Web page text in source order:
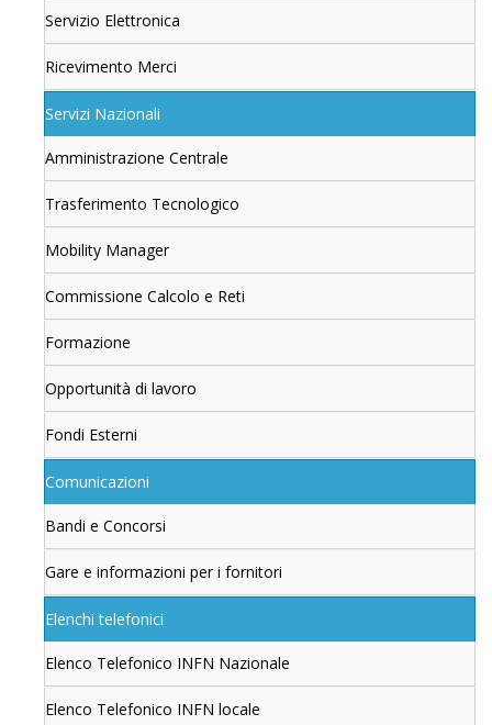
Servizio Elettronica
Ricevimento Merci
Servizi Nazionali
Amministrazione Centrale
Trasferimento Tecnologico
Mobility Manager
Commissione Calcolo e Reti
Formazione
Opportunità di lavoro
Fondi Esterni
Comunicazioni
Bandi e Concorsi
Gare e informazioni per i fornitori
Elenchi telefonici
Elenco Telefonico INFN Nazionale
Elenco Telefonico INFN locale